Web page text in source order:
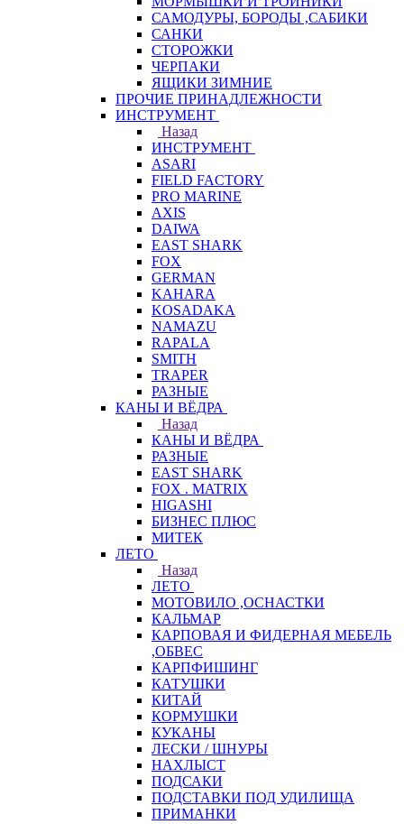
САМОДУРЫ, БОРОДЫ ,САБИКИ
САНКИ
СТОРОЖКИ
ЧЕРПАКИ
ЯЩИКИ ЗИМНИЕ
ПРОЧИЕ ПРИНАДЛЕЖНОСТИ
ИНСТРУМЕНТ
Назад
ИНСТРУМЕНТ
ASARI
FIELD FACTORY
PRO MARINE
AXIS
DAIWA
EAST SHARK
FOX
GERMAN
KAHARA
KOSADAKA
NAMAZU
RAPALA
SMITH
TRAPER
РАЗНЫЕ
КАНЫ И ВЁДРА
Назад
КАНЫ И ВЁДРА
РАЗНЫЕ
EAST SHARK
FOX . MATRIX
HIGASHI
БИЗНЕС ПЛЮС
МИТЕК
ЛЕТО
Назад
ЛЕТО
МОТОВИЛО ,ОСНАСТКИ
КАЛЬМАР
КАРПОВАЯ И ФИДЕРНАЯ МЕБЕЛЬ
,ОБВЕС
КАРПФИШИНГ
КАТУШКИ
КИТАЙ
КОРМУШКИ
КУКАНЫ
ЛЕСКИ / ШНУРЫ
НАХЛЫСТ
ПОДСАКИ
ПОДСТАВКИ ПОД УДИЛИЩА
ПРИМАНКИ